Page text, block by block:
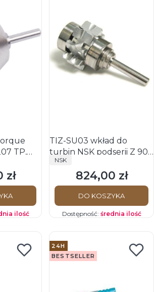
TP,
PanaAir
zł
ilość
TIZ-SU03 wkład do
turbin NSK podserii Z 900
i Z 990
PRODUCENT
NSK
Cena
824,00 zł
DO KOSZYKA
Dostępność: średnia ilość
24H
BESTSELLER